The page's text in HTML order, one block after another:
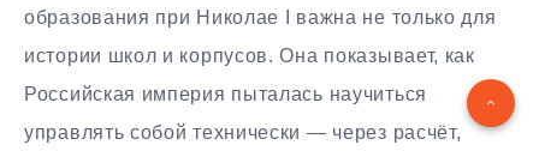
образования при Николае I важна не только для
истории школ и корпусов. Она показывает, как
Российская империя пыталась научиться
управлять собой технически — через расчёт,